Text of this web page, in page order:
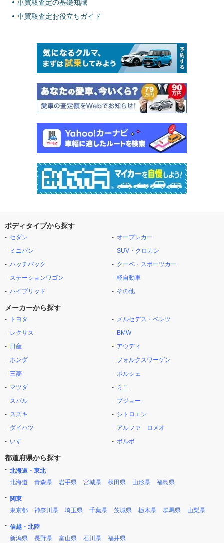
車買取査定の基礎知識
車買取査定お役立ちガイド
ボディタイプから探す
セダン
ミニバン
ハッチバック
ステーションワゴン
ハイブリッド
オープンカー
SUV・クロカン
クーペ・スポーツカー
軽自動車
その他
メーカーから探す
トヨタ
レクサス
日産
ホンダ
三菱
マツダ
スバル
スズキ
ダイハツ
いすゞ
メルセデス・ベンツ
BMW
アウディ
フォルクスワーゲン
ポルシェ
ミニ
プジョー
シトロエン
アルファ ロメオ
ボルボ
都道府県から探す
北海道・東北
北海道
青森県 岩手県 宮城県 秋田県 山形県 福島県
関東
東京都
神奈川県 埼玉県 千葉県 茨城県 栃木県 群馬県 山梨県
信越・北陸
新潟県
長野県 富山県 石川県 福井県